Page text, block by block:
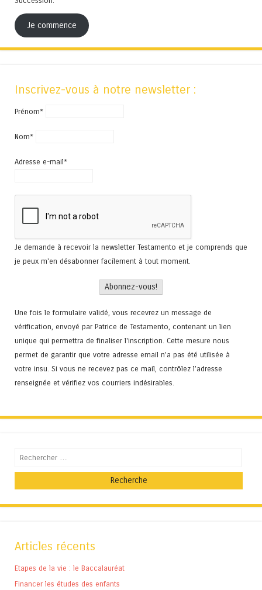
Je commence
Inscrivez-vous à notre newsletter :
Prénom*
Nom*
Adresse e-mail*
Je demande à recevoir la newsletter Testamento et je comprends que
je peux m'en désabonner facilement à tout moment.
Une fois le formulaire validé, vous recevrez un message de
vérification, envoyé par Patrice de Testamento, contenant un lien
unique qui permettra de finaliser l'inscription. Cette mesure nous
permet de garantir que votre adresse email n’a pas été utilisée à
votre insu. Si vous ne recevez pas ce mail, contrôlez l’adresse
renseignée et vérifiez vos courriers indésirables.
Recherche
Articles récents
Etapes de la vie : le Baccalauréat
Financer les études des enfants